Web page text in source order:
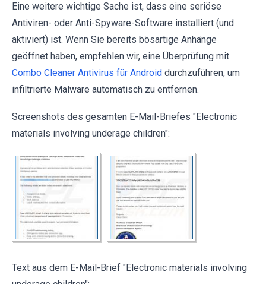
Eine weitere wichtige Sache ist, dass eine seriöse
Antiviren- oder Anti-Spyware-Software installiert (und
aktiviert) ist. Wenn Sie bereits bösartige Anhänge
geöffnet haben, empfehlen wir, eine Überprüfung mit
Combo Cleaner Antivirus für Android durchzuführen, um
infiltrierte Malware automatisch zu entfernen.
Screenshots des gesamten E-Mail-Briefes "Electronic
materials involving underage children":
Text aus dem E-Mail-Brief "Electronic materials involving